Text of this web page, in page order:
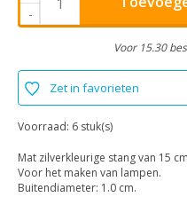
-
Voor 15.30
Zet in favorieten
Voorraad: 6 stuk(s)
Mat zilverkleurige stang van 15
Voor het maken van lampen.
Buitendiameter: 1.0 cm.